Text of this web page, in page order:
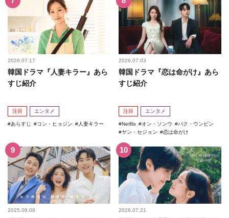
2026.07.17
韓国ドラマ『人妻キラー』あら
すじ紹介
注目 エンタメ
あらすじ コン・ヒョジン 人妻キラー
2026.07.03
韓国ドラマ『恋は命がけ』あら
すじ紹介
注目 エンタメ
Netflix オン・ソンウ
パク・ウンビン
ヤン・セジョン
恋は命がけ
2025.08.08 2026.07.21